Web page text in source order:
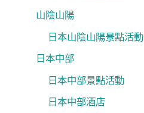
山陰山陽
日本山陰山陽景點活動
日本中部
日本中部景點活動
日本中部酒店